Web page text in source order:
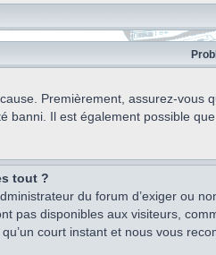
Premièrement, assurez-vous
banni. Il est également possible
tout ?
du forum d’exiger ou
pas disponibles aux visiteurs,
court instant et nous vous